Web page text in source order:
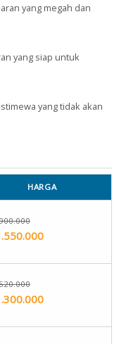
yang megah dan
yang siap untuk
yang tidak akan
HARGA